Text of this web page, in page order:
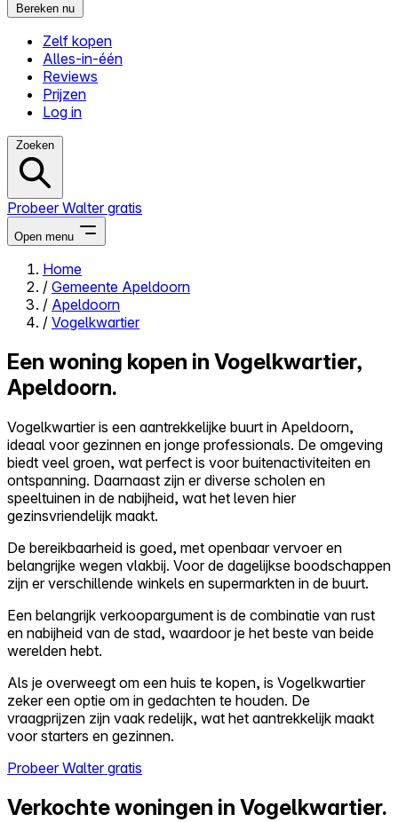
Bereken nu
Zelf kopen
Alles-in-één
Reviews
Prijzen
Log in
Zoeken
Probeer Walter gratis
Open menu
Close menu
Zelf kopen
Reviews
Prijzen
Log in
Probeer Walter gratis
Home
/ Gemeente Apeldoorn
/ Apeldoorn
/ Vogelkwartier
Een woning kopen in Vogelkwartier,
Apeldoorn.
Vogelkwartier is een aantrekkelijke buurt in Apeldoorn,
ideaal voor gezinnen en jonge professionals. De omgeving
biedt veel groen, wat perfect is voor buitenactiviteiten en
ontspanning. Daarnaast zijn er diverse scholen en
speeltuinen in de nabijheid, wat het leven hier
gezinsvriendelijk maakt.
De bereikbaarheid is goed, met openbaar vervoer en
belangrijke wegen vlakbij. Voor de dagelijkse boodschappen
zijn er verschillende winkels en supermarkten in de buurt.
Een belangrijk verkoopargument is de combinatie van rust
en nabijheid van de stad, waardoor je het beste van beide
werelden hebt.
Als je overweegt om een huis te kopen, is Vogelkwartier
zeker een optie om in gedachten te houden. De
vraagprijzen zijn vaak redelijk, wat het aantrekkelijk maakt
voor starters en gezinnen.
Probeer Walter gratis
Verkochte woningen in Vogelkwartier.